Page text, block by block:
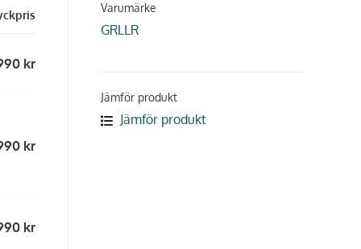
kr
kr
kr
Varumärke
GRLLR
Jämför produkt
Jämför produkt